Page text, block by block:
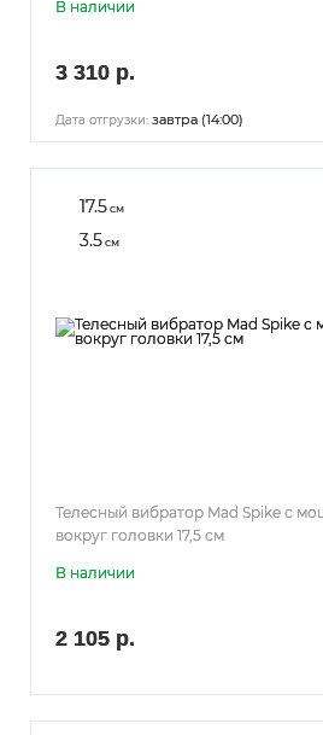
В наличии
3 310 р.
Дата отгрузки: завтра (14:00)
17.5см
3.5см
Телесный вибратор Mad Spike с
вокруг головки 17,5 см
В наличии
2 105 р.